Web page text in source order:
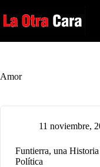
al
contenido
Amor
11 noviembre,
Funtierra, una
Política